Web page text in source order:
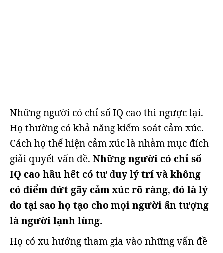
Những người có chỉ số IQ cao thì ngược lại.
Họ thường có khả năng kiểm soát cảm xúc.
Cách họ thể hiện cảm xúc là nhằm mục đích
giải quyết vấn đề. Những người có chỉ số
IQ cao hầu hết có tư duy lý trí và không
có điểm đứt gãy cảm xúc rõ ràng, đó là lý
do tại sao họ tạo cho mọi người ấn tượng
là người lạnh lùng.
Họ có xu hướng tham gia vào những vấn đề